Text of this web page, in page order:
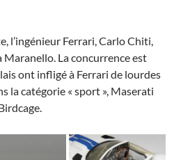
l’ingénieur Ferrari, Carlo Chiti,
La concurrence est
ont infligé à Ferrari de lourdes
la catégorie « sport », Maserati